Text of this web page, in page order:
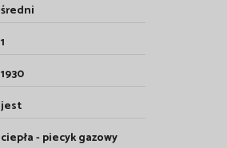
średni
1
1930
jest
ciepła - piecyk gazowy